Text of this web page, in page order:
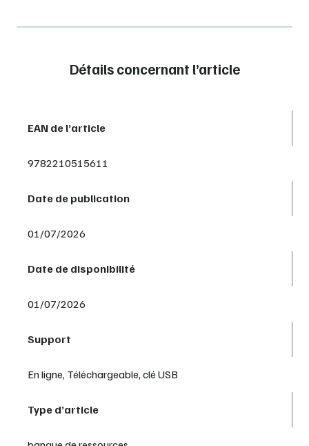
Détails concernant l’article
EAN de l’article
9782210515611
Date de publication
01/07/2026
Date de disponibilité
01/07/2026
Support
En ligne, Téléchargeable, clé USB
Type d’article